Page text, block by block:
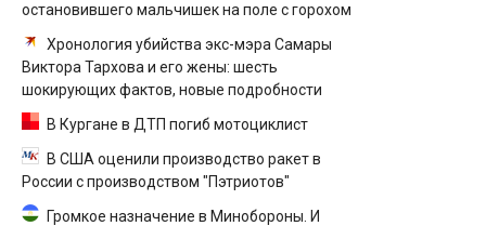
остановившего мальчишек на поле с горохом
Хронология убийства экс-мэра Самары
Виктора Тархова и его жены: шесть
шокирующих фактов, новые подробности
В Кургане в ДТП погиб мотоциклист
В США оценили производство ракет в
России с производством "Пэтриотов"
Громкое назначение в Минобороны. И